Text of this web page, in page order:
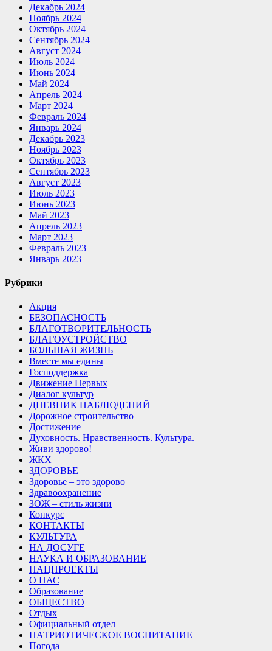
Декабрь 2024
Ноябрь 2024
Октябрь 2024
Сентябрь 2024
Август 2024
Июль 2024
Июнь 2024
Май 2024
Апрель 2024
Март 2024
Февраль 2024
Январь 2024
Декабрь 2023
Ноябрь 2023
Октябрь 2023
Сентябрь 2023
Август 2023
Июль 2023
Июнь 2023
Май 2023
Апрель 2023
Март 2023
Февраль 2023
Январь 2023
Рубрики
Акция
БЕЗОПАСНОСТЬ
БЛАГОТВОРИТЕЛЬНОСТЬ
БЛАГОУСТРОЙСТВО
БОЛЬШАЯ ЖИЗНЬ
Вместе мы едины
Господдержка
Движение Первых
Диалог культур
ДНЕВНИК НАБЛЮДЕНИЙ
Дорожное строительство
Достижение
Духовность. Нравственность. Культура.
Живи здорово!
ЖКХ
ЗДОРОВЬЕ
Здоровье – это здорово
Здравоохранение
ЗОЖ – стиль жизни
Конкурс
КОНТАКТЫ
КУЛЬТУРА
НА ДОСУГЕ
НАУКА И ОБРАЗОВАНИЕ
НАЦПРОЕКТЫ
О НАС
Образование
ОБЩЕСТВО
Отдых
Официальный отдел
ПАТРИОТИЧЕСКОЕ ВОСПИТАНИЕ
Погода